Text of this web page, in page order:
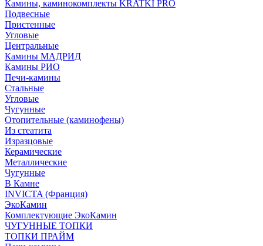
Камины, каминокомплекты KRATKI PRO
Подвесные
Пристенные
Угловые
Центральные
Камины МАДРИД
Камины РИО
Печи-камины
Стальные
Угловые
Чугунные
Отопительные (каминофены)
Из стеатита
Изразцовые
Керамические
Металлические
Чугунные
В Камне
INVICTA (Франция)
ЭкоКамин
Комплектующие ЭкоКамин
ЧУГУННЫЕ ТОПКИ
ТОПКИ ПРАЙМ